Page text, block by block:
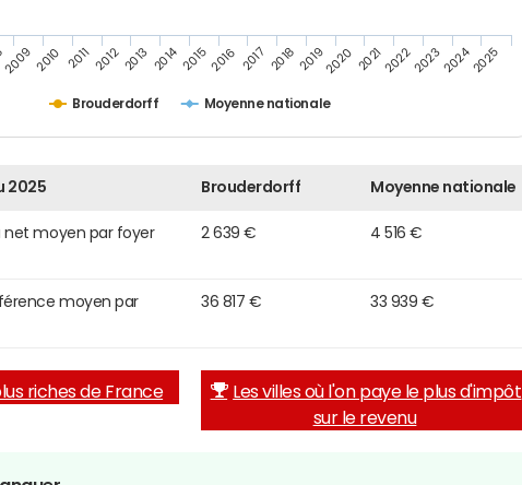
Brouderdorff Moyenne nationale
20092010 2011 20122013 201420152016 2017 201820192020 20212022202320242025
2025 Brouderdorff Moyenne nationale
net moyen par foyer
2 639 € 4 516 €
moyen par
36 817 € 33 939 €
riches de France
Les villes où l'on paye le plus d'impôt
sur le revenu